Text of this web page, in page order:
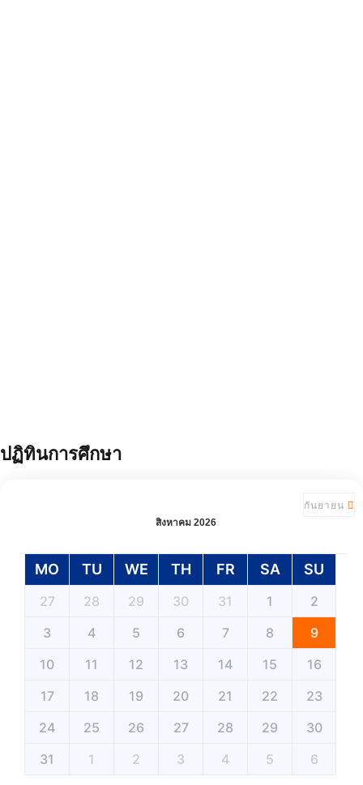
ปฏิทินการศึกษา
สิงหาคม 2026
กันยายน
MO TU WE TH FR SA SU
27 28 29 30 31 1
2
3
4 5 6 7 8
9
10
11 12 13 14 15
16
17
18 19 20 21 22
23
24
25 26 27 28 29
30
31
1 2 3 4 5 6